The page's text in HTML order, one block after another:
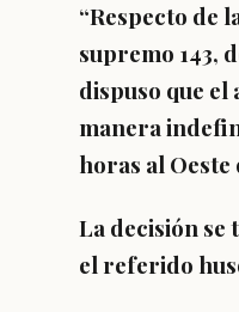
“Respecto de
supremo 143,
dispuso que
manera
horas al
La decisión se
el referido